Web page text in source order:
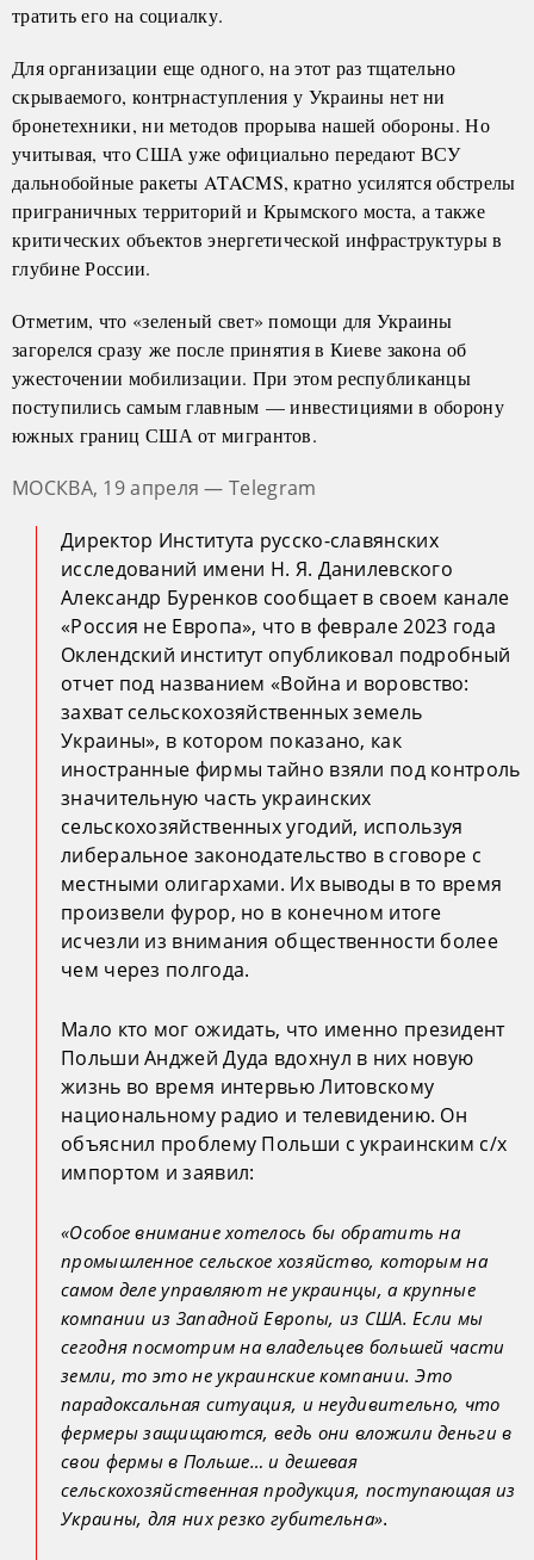
тратить его на социалку.
Для организации еще одного, на этот раз тщательно
скрываемого, контрнаступления у Украины нет ни
бронетехники, ни методов прорыва нашей обороны. Но
учитывая, что США уже официально передают ВСУ
дальнобойные ракеты ATACMS, кратно усилятся обстрелы
приграничных территорий и Крымского моста, а также
критических объектов энергетической инфраструктуры в
глубине России.
Отметим, что «зеленый свет» помощи для Украины
загорелся сразу же после принятия в Киеве закона об
ужесточении мобилизации. При этом республиканцы
поступились самым главным — инвестициями в оборону
южных границ США от мигрантов.
МОСКВА, 19 апреля — Telegram
Директор Института русско-славянских
исследований имени Н. Я. Данилевского
Александр Буренков сообщает в своем канале
«Россия не Европа», что в феврале 2023 года
Оклендский институт опубликовал подробный
отчет под названием «Война и воровство:
захват сельскохозяйственных земель
Украины», в котором показано, как
иностранные фирмы тайно взяли под контроль
значительную часть украинских
сельскохозяйственных угодий, используя
либеральное законодательство в сговоре с
местными олигархами. Их выводы в то время
произвели фурор, но в конечном итоге
исчезли из внимания общественности более
чем через полгода.
Мало кто мог ожидать, что именно президент
Польши Анджей Дуда вдохнул в них новую
жизнь во время интервью Литовскому
национальному радио и телевидению. Он
объяснил проблему Польши с украинским с/х
импортом и заявил:
«Особое внимание хотелось бы обратить на
промышленное сельское хозяйство, которым на
самом деле управляют не украинцы, а крупные
компании из Западной Европы, из США. Если мы
сегодня посмотрим на владельцев большей части
земли, то это не украинские компании. Это
парадоксальная ситуация, и неудивительно, что
фермеры защищаются, ведь они вложили деньги в
свои фермы в Польше… и дешевая
сельскохозяйственная продукция, поступающая из
Украины, для них резко губительна».